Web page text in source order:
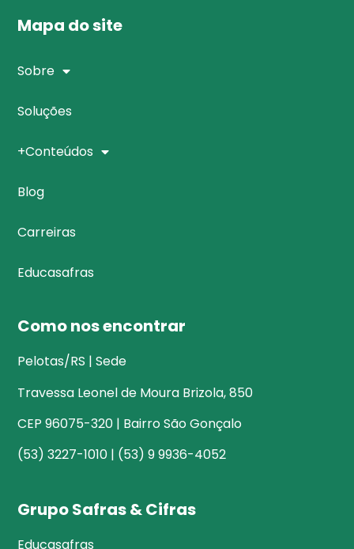
Mapa do site
Sobre
Soluções
+Conteúdos
Blog
Carreiras
Educasafras
Como nos encontrar
Pelotas/RS | Sede
Travessa Leonel de Moura Brizola, 850
CEP 96075-320 | Bairro São Gonçalo
(53) 3227-1010 | (53) 9 9936-4052
Grupo Safras & Cifras
Educasafras